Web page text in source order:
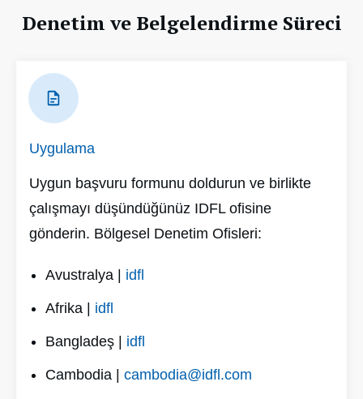
Denetim ve Belgelendirme Süreci
Uygulama
Uygun başvuru formunu doldurun ve birlikte
çalışmayı düşündüğünüz IDFL ofisine
gönderin. Bölgesel Denetim Ofisleri:
Avustralya | idfl
Afrika | idfl
Bangladeş | idfl
Cambodia | cambodia@idfl.com